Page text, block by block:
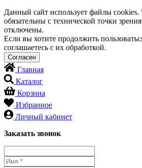
Данный сайт использует файлы cookies.
обязательны с технической точки
отключены.
Если вы хотите продолжить
соглашаетесь с их обработкой.
Главная
Каталог
Корзина
Избранное
Личный кабинет
Заказать звонок